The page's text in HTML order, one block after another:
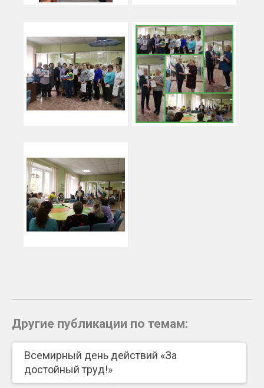
Другие публикации по темам:
Всемирный день действий «За
достойный труд!»